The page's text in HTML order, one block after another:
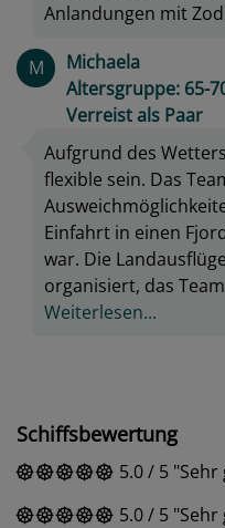
Anlandungen mit
M
Michaela
Altersgruppe: 65-
Verreist als Paar
Aufgrund des
flexible sein. Das
Einfahrt in einen
war. Die
organisiert, das
Weiterlesen...
Schiffsbewertung
5.0/ 5 Sehr
5.0/ 5 Sehr